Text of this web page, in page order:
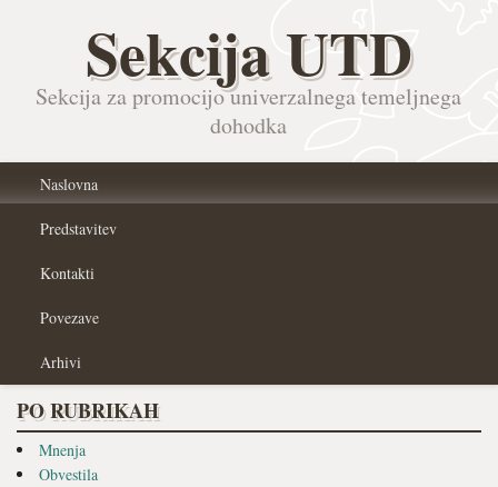
Sekcija UTD
Sekcija za promocijo univerzalnega temeljnega
dohodka
Naslovna
Predstavitev
Kontakti
Povezave
Arhivi
PO RUBRIKAH
Mnenja
Obvestila